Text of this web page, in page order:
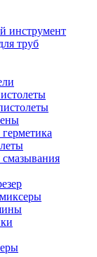
инструмент
труб